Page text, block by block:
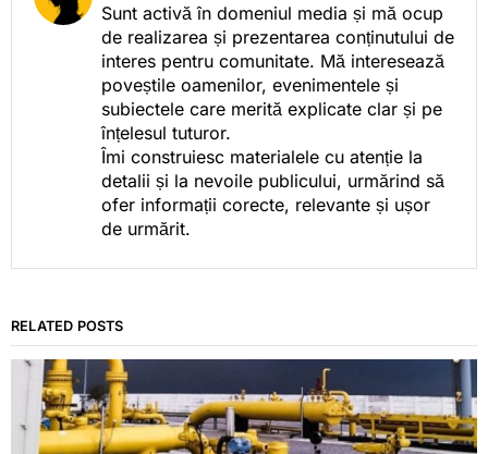
Sunt activă în domeniul media și mă ocup
de realizarea și prezentarea conținutului de
interes pentru comunitate. Mă interesează
poveștile oamenilor, evenimentele și
subiectele care merită explicate clar și pe
înțelesul tuturor.
Îmi construiesc materialele cu atenție la
detalii și la nevoile publicului, urmărind să
ofer informații corecte, relevante și ușor
de urmărit.
RELATED POSTS